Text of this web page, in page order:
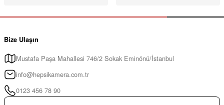
Bize Ulaşın
Mustafa Paşa Mahallesi 746/2 Sokak Eminönü/İstanbul
info@hepsikamera.com.tr
0123 456 78 90